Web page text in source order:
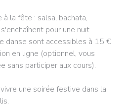
la fête : salsa, bachata,
pour une nuit
danse sont accessibles à 15 €
en ligne (optionnel, vous
sans participer aux cours).
une soirée festive dans la